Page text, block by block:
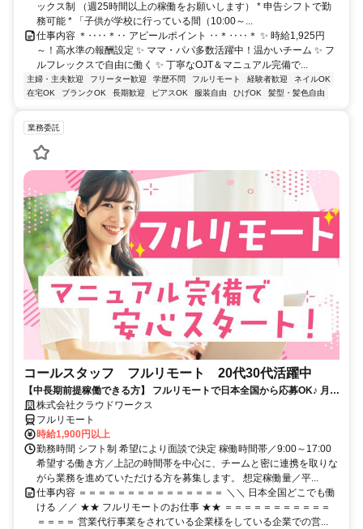
ックス制 （週25時間以上の稼働をお願いします） * 申告シフトで勤
務可能 * 「子供が学校に行っている間（10:00～...
仕事内容 ＊‥‥＊‥ アピールポイント ‥＊‥‥＊ ✨ 時給1,925円
～！高水準の報酬設定 ✨ ママ・パパ多数活躍中！温かいチーム ✨ フ
ルフレックスで自由に働く ✨ 丁寧なOJT＆マニュアル完備で...
主婦・主夫歓迎 フリーター歓迎 学歴不問 フルリモート 経験者歓迎
ネイルOK
在宅OK
ブランクOK 長期歓迎 ピアスOK 服装自由 ひげOK 髪型・髪色自由
業務委託
コールスタッフ フルリモート 20代30代活躍中
【中長期前提稼働できる方】 フルリモートで日本全国から応募OK♪ 月稼
働80時間で安定収入！
株式会社クラウドワークス
フルリモート
時給1,900円以上
勤務時間 シフト制 希望により面談で決定 稼働時間帯／9:00～17:00
希望する働き方／上記の時間帯を中心に、チームと密に連携を取りな
がら業務を進めていただける方を募集します。 想定稼働量／平...
仕事内容 ＝＝＝＝＝＝＝＝＝＝＝＝＝＝＝ ＼＼ 日本全国どこでも働
ける ／／ ★★ フルリモートのお仕事 ★★ ＝＝＝＝＝＝＝＝＝＝＝
＝＝＝＝ 営業代行事業をされている企業様をしている企業での営...